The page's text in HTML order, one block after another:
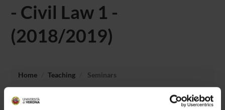
- Civil Law 1 -
(2018/2019)
Home Teaching Seminars
No recent seminar found relating to teaching Civil Law 1.